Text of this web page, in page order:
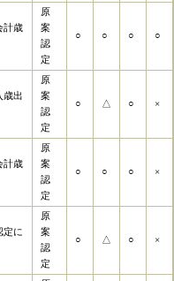
計歳
原
案
認
定
○ ○ ○ ○
歳出
原
案
認
定
○ △ ○ ×
計歳
原
案
認
定
○ ○ ○ ×
定に
原
案
認
定
○ △ ○ ×